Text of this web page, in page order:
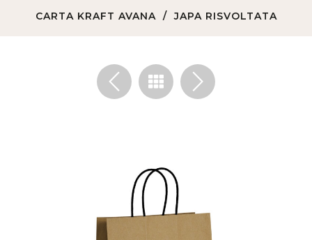
CARTA KRAFT AVANA
JAPA RISVOLTATA
< >